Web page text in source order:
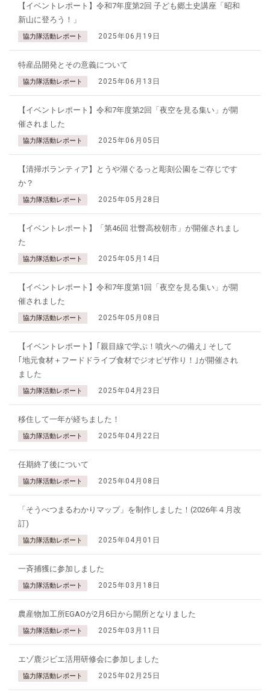
【イベントレポート】令和7年度第2回 子ども郷土史講座「昭和
新山に登ろう！」
協力隊活動レポート 2025年06月19日
特産品開発とその意義について
協力隊活動レポート 2025年06月13日
【イベントレポート】令和7年度第2回「夜空を見る集い」が開
催されました
協力隊活動レポート 2025年06月05日
【清掃ボランティア】とうや湖ぐるっと彫刻公園をご存じです
か？
協力隊活動レポート 2025年05月28日
【イベントレポート】「第46回 壮瞥高校朝市」が開催されまし
た
協力隊活動レポート 2025年05月14日
【イベントレポート】令和7年度第1回「夜空を見る集い」が開
催されました
協力隊活動レポート 2025年05月08日
【イベントレポート】｢親目線で学ぶ！噴火への備え｣ そして
｢地元食材＋フードドライブ食材でジオピザ作り！｣が開催され
ました
協力隊活動レポート 2025年04月23日
移住して一年が経ちました！
協力隊活動レポート 2025年04月22日
任期終了後について
協力隊活動レポート 2025年04月08日
「そうべつまるわかりマップ」を制作しました！(2026年４月改
訂)
協力隊活動レポート 2025年04月01日
一斉捕獲に参加しました
協力隊活動レポート 2025年03月18日
農産物加工所EGAOが2月6日から開所となりました
協力隊活動レポート 2025年03月11日
エゾ鹿ジビエ活用研修会に参加しました
協力隊活動レポート 2025年02月25日